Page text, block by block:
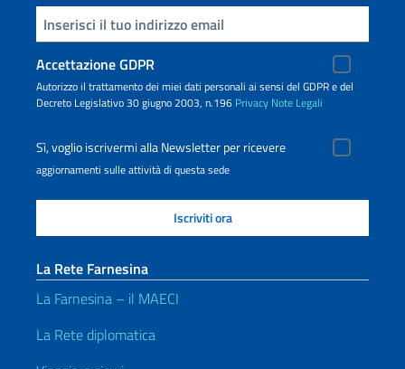
Inserisci la tua email
Accettazione GDPR
Autorizzo il trattamento dei miei dati personali ai sensi del GDPR e del
Decreto Legislativo 30 giugno 2003, n.196 Privacy Note Legali
Sì, voglio iscrivermi alla Newsletter per ricevere
aggiornamenti sulle attività di questa sede
La Rete Farnesina
La Farnesina – il MAECI
La Rete diplomatica